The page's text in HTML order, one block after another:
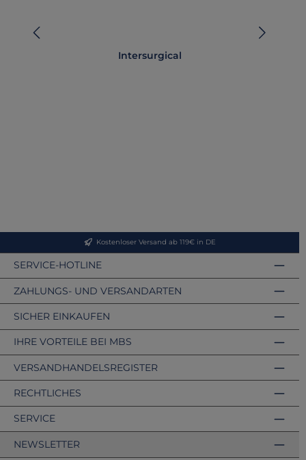
Intersurgical
Kostenloser Versand ab 119€ in DE
SERVICE-HOTLINE
ZAHLUNGS- UND VERSANDARTEN
VERSANDHANDELSREGISTER
SICHER EINKAUFEN
IHRE VORTEILE BEI MBS
RECHTLICHES
SERVICE
NEWSLETTER